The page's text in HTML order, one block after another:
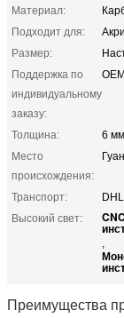
Материал:
Подходит для:
Размер:
Поддержка по
индивидуальному
заказу:
Толщина:
6 мм
Место
происхождения:
Транспорт:
Высокий свет:
,
Преимущества